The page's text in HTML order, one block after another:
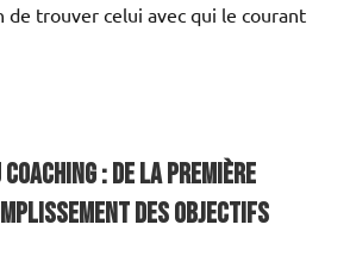
de trouver celui avec qui le courant
: De la Première
des Objectifs